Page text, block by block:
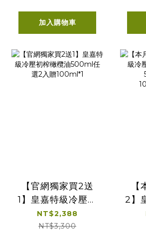
加入購物車
【官網獨家買2送
1】皇嘉特級冷壓初
榨橄欖油500ml任
選2入贈100ml*1
NT$2,388
NT$3,300
2】